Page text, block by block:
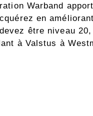
Warband
en
être niveau
à Valstus à